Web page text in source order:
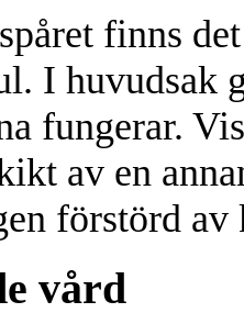
finns
I huvudsak
fungerar.
av en
förstörd
vård